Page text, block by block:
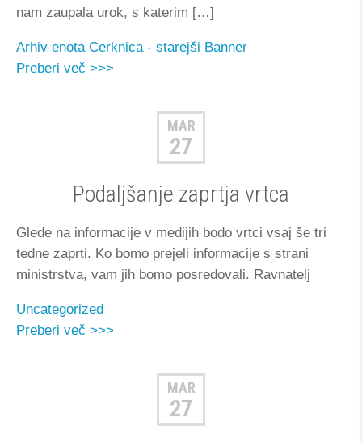
nam zaupala urok, s katerim […]
Arhiv enota Cerknica - starejši Banner
Preberi več >>>
MAR
27
Podaljšanje zaprtja vrtca
Glede na informacije v medijih bodo vrtci vsaj še tri
tedne zaprti. Ko bomo prejeli informacije s strani
ministrstva, vam jih bomo posredovali. Ravnatelj
Uncategorized
Preberi več >>>
MAR
27